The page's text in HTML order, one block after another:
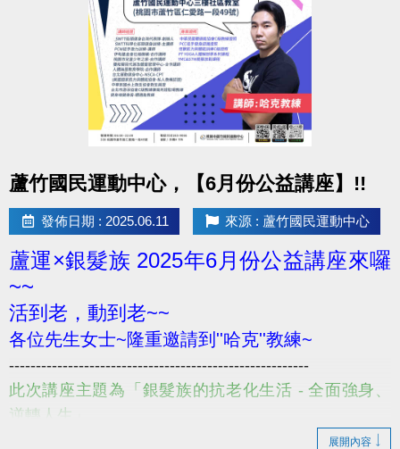
蘆竹國民運動中心，【6月份公益講座】!!
發佈日期 : 2025.06.11 來源 : 蘆竹國民運動中心
蘆運×銀髮族 2025年6月份公益講座來囉
~~
活到老，動到老~~
各位先生女士~隆重邀請到''哈克''教練~
--------------------------------------------------------
此次講座主題為「銀髮族的抗老化生活 - 全面強身、
逆轉人生」
展開內容